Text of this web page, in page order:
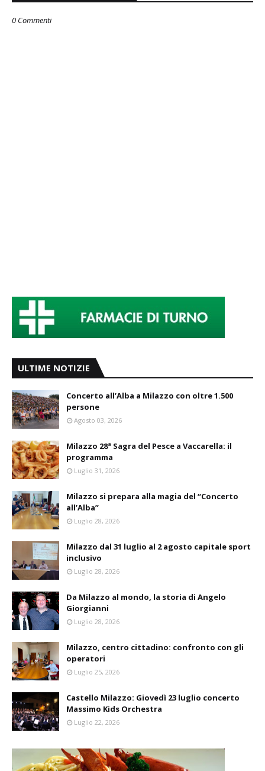
0 Commenti
ULTIME NOTIZIE
Concerto all’Alba a Milazzo con oltre 1.500
persone
Agosto 03, 2026
Milazzo 28ª Sagra del Pesce a Vaccarella: il
programma
Luglio 31, 2026
Milazzo si prepara alla magia del “Concerto
all’Alba”
Luglio 28, 2026
Milazzo dal 31 luglio al 2 agosto capitale sport
inclusivo
Luglio 28, 2026
Da Milazzo al mondo, la storia di Angelo
Giorgianni
Luglio 28, 2026
Milazzo, centro cittadino: confronto con gli
operatori
Luglio 25, 2026
Castello Milazzo: Giovedì 23 luglio concerto
Massimo Kids Orchestra
Luglio 22, 2026